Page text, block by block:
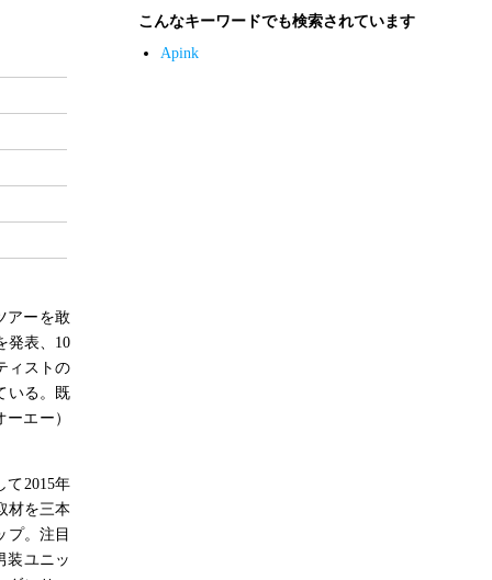
アーを敢
発表、10
ィストの
いる。既
エー）
て2015年
材を三本
プ。注目
装ユニッ
こんなキーワードでも検索されています
Apink